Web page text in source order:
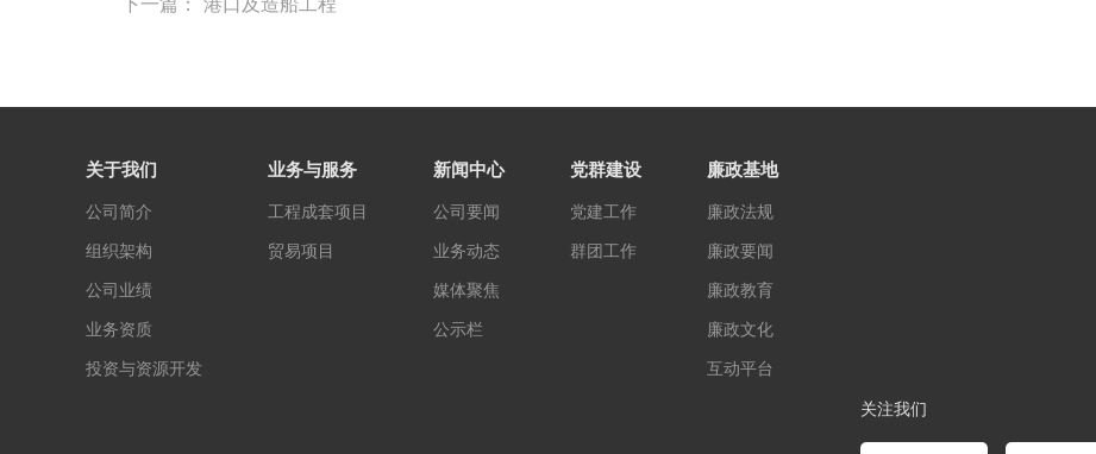
关于我们
公司简介
组织架构
公司业绩
业务资质
投资与资源开发
业务与服务
工程成套项目
贸易项目
新闻中心
公司要闻
业务动态
媒体聚焦
公示栏
党群建设
党建工作
群团工作
廉政基地
廉政法规
廉政要闻
廉政教育
廉政文化
互动平台
关注我们